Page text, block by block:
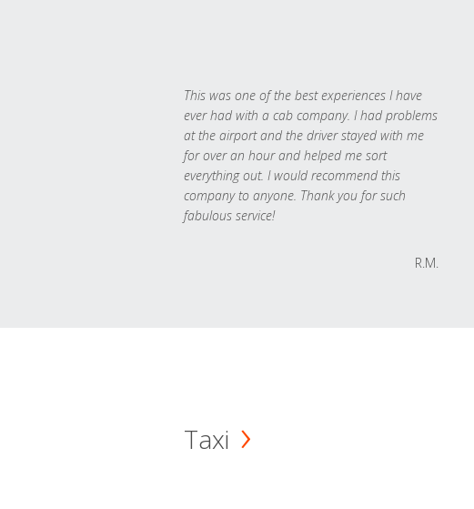
This was one of the best experiences I have
ever had with a cab company. I had problems
at the airport and the driver stayed with me
for over an hour and helped me sort
everything out. I would recommend this
company to anyone. Thank you for such
fabulous service!
R.M.
Taxi